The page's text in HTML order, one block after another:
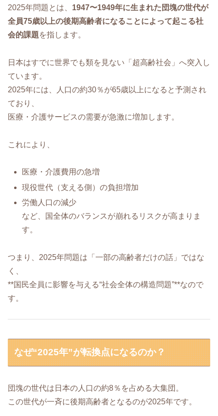
2025年問題とは、 1947〜1949年に生まれた団塊の世代が
全員75歳以上の後期高齢者になることによって起こる社
会的課題を指します。
日本はすでに世界でも類を見ない「超高齢社会」へ突入し
ています。
2025年には、人口の約30％が65歳以上になると予測され
ており、
医療・介護サービスの需要が急激に増加します。
これにより、
医療・介護費用の急増
現役世代（支える側）の負担増加
労働人口の減少
など、国全体のバランスが崩れるリスクが高まりま
す。
つまり、2025年問題は「一部の高齢者だけの話」ではな
く、
**国民全員に影響を与える“社会全体の構造問題”**なので
す。
なぜ“2025年”が転換点になるのか？
団塊の世代は日本の人口の約8％を占める大集団。
この世代が一斉に後期高齢者となるのが2025年です。